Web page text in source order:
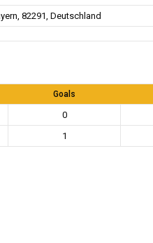
82291, Deutschland
Goals
0
1